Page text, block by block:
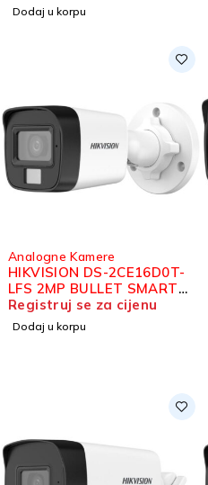
Dodaj u korpu
Analogne Kamere
HIKVISION DS-2CE16D0T-
LFS 2MP BULLET SMART
HYBRID LIGHT
Registruj se za cijenu
Dodaj u korpu